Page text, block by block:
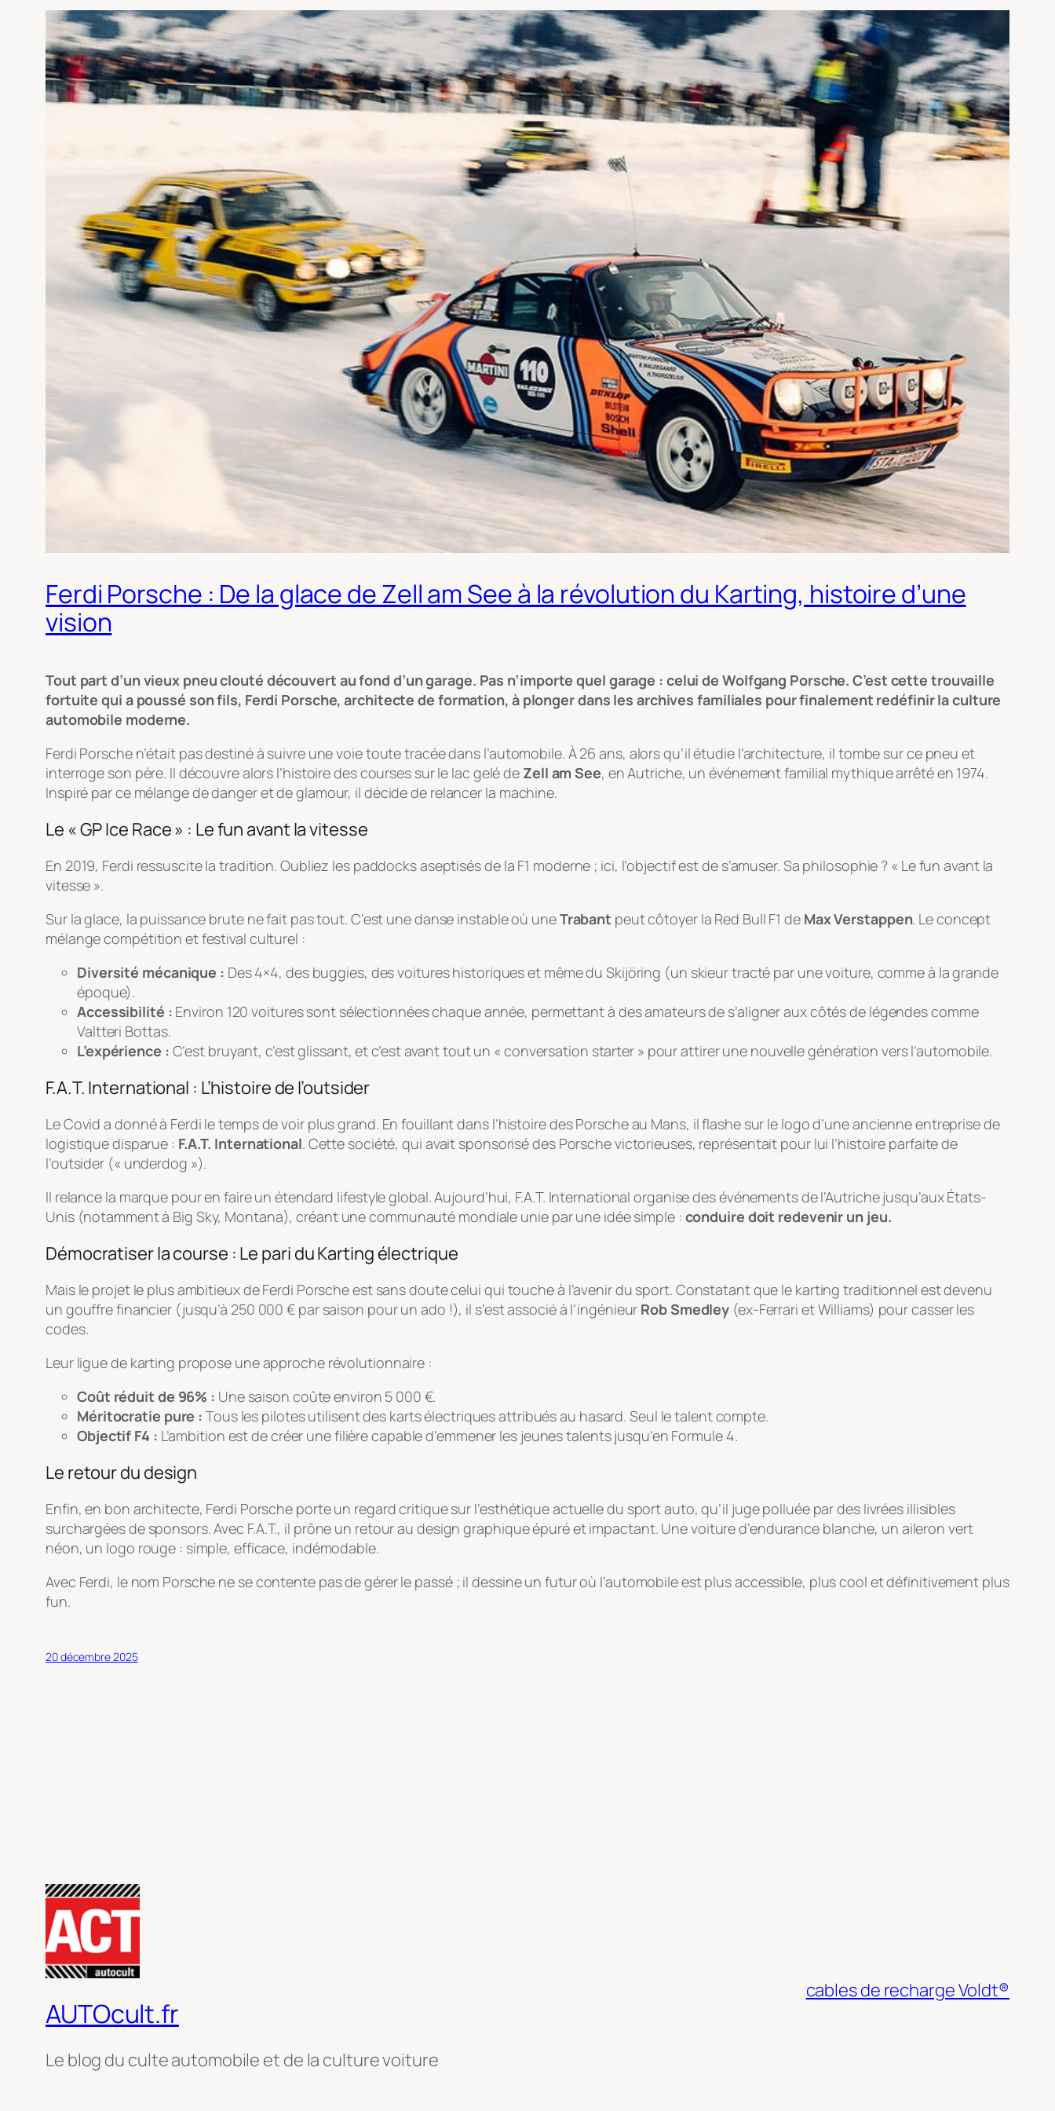
Ferdi Porsche : De la glace de Zell am See à la révolution du Karting, histoire d’une
vision
Tout part d’un vieux pneu clouté découvert au fond d’un garage. Pas n’importe quel garage : celui de Wolfgang Porsche. C’est cette trouvaille
fortuite qui a poussé son fils, Ferdi Porsche, architecte de formation, à plonger dans les archives familiales pour finalement redéfinir la culture
automobile moderne.
Ferdi Porsche n’était pas destiné à suivre une voie toute tracée dans l’automobile. À 26 ans, alors qu’il étudie l’architecture, il tombe sur ce pneu et
interroge son père. Il découvre alors l’histoire des courses sur le lac gelé de Zell am See, en Autriche, un événement familial mythique arrêté en 1974.
Inspiré par ce mélange de danger et de glamour, il décide de relancer la machine.
Le « GP Ice Race » : Le fun avant la vitesse
En 2019, Ferdi ressuscite la tradition. Oubliez les paddocks aseptisés de la F1 moderne ; ici, l’objectif est de s’amuser. Sa philosophie ? « Le fun avant la
vitesse ».
Sur la glace, la puissance brute ne fait pas tout. C’est une danse instable où uneTrabant peut côtoyer la Red Bull F1 de Max Verstappen. Le concept
mélange compétition et festival culturel :
Diversité mécanique : Des 4×4, des buggies, des voitures historiques et même du Skijöring (un skieur tracté par une voiture, comme à la grande
époque).
Accessibilité : Environ 120 voitures sont sélectionnées chaque année, permettant à des amateurs de s’aligner aux côtés de légendes comme
Valtteri Bottas.
L’expérience : C’est bruyant, c’est glissant, et c’est avant tout un « conversation starter » pour attirer une nouvelle génération vers l’automobile.
F.A.T. International : L’histoire de l’outsider
Le Covid a donné à Ferdi le temps de voir plus grand. En fouillant dans l’histoire des Porsche au Mans, il flashe sur le logo d’une ancienne entreprise de
logistique disparue : F.A.T. International. Cette société, qui avait sponsorisé des Porsche victorieuses, représentait pour lui l’histoire parfaite de
l’outsider (« underdog »).
Il relance la marque pour en faire un étendard lifestyle global. Aujourd’hui, F.A.T. International organise des événements de l’Autriche jusqu’aux États-
Unis (notamment à Big Sky, Montana), créant une communauté mondiale unie par une idée simple : conduire doit redevenir un jeu.
Démocratiser la course : Le pari du Karting électrique
Mais le projet le plus ambitieux de Ferdi Porsche est sans doute celui qui touche à l’avenir du sport. Constatant que le karting traditionnel est devenu
un gouffre financier (jusqu’à 250 000 € par saison pour un ado !), il s’est associé à l’ingénieur Rob Smedley (ex-Ferrari et Williams) pour casser les
codes.
Leur ligue de karting propose une approche révolutionnaire :
Coût réduit de 96% : Une saison coûte environ 5 000 €.
Méritocratie pure : Tous les pilotes utilisent des karts électriques attribués au hasard. Seul le talent compte.
Objectif F4 : L’ambition est de créer une filière capable d’emmener les jeunes talents jusqu’en Formule 4.
Le retour du design
Enfin, en bon architecte, Ferdi Porsche porte un regard critique sur l’esthétique actuelle du sport auto, qu’il juge polluée par des livrées illisibles
surchargées de sponsors. Avec F.A.T., il prône un retour au design graphique épuré et impactant. Une voiture d’endurance blanche, un aileron vert
néon, un logo rouge : simple, efficace, indémodable.
Avec Ferdi, le nom Porsche ne se contente pas de gérer le passé ; il dessine un futur où l’automobile est plus accessible, plus cool et définitivement plus
fun.
20 décembre 2025
AUTOcult.fr
Le blog du culte automobile et de la culture voiture
cables de recharge Voldt®